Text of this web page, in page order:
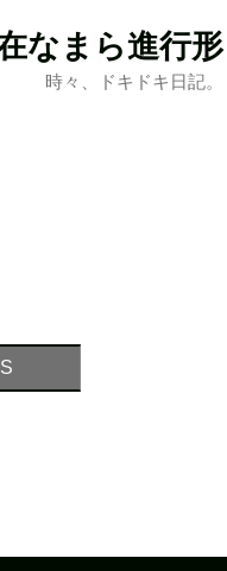
なまら進行形
時々、ドキドキ日記。